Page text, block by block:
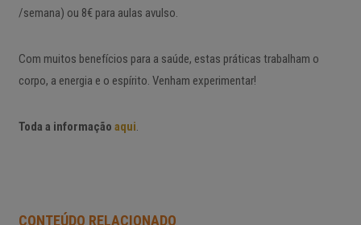
/semana) ou 8€ para aulas avulso.
Com muitos benefícios para a saúde, estas práticas trabalham o
corpo, a energia e o espírito. Venham experimentar!
Toda a informação aqui.
CONTEÚDO RELACIONADO